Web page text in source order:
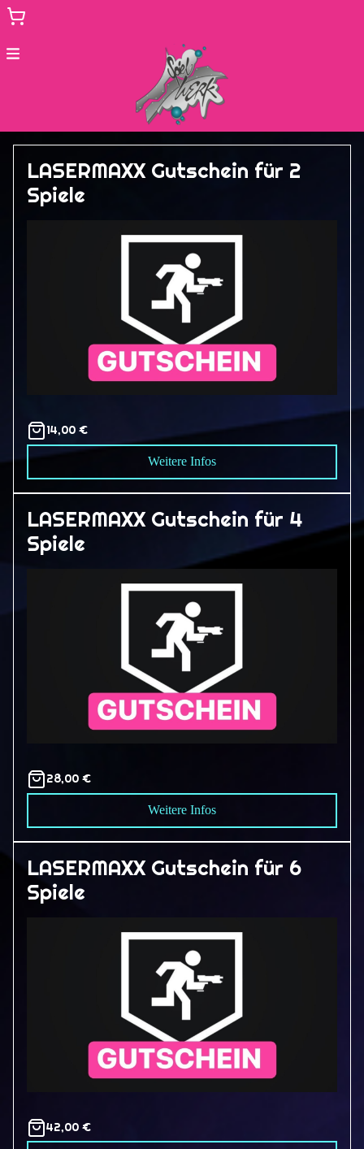
Menu
3D Schwarzlicht Minigolf
Lasermaxx Saarbrücken
LASERMAXX Gutschein für 2
Spiele
14,00 €
Weitere Infos
LASERMAXX Gutschein für 4
Spiele
28,00 €
Weitere Infos
LASERMAXX Gutschein für 6
Spiele
42,00 €